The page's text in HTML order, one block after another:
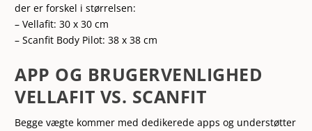
der er forskel i størrelsen:
– Vellafit: 30 x 30 cm
– Scanfit Body Pilot: 38 x 38 cm
APP OG BRUGERVENLIGHED
VELLAFIT VS. SCANFIT
Begge vægte kommer med dedikerede apps og understøtter